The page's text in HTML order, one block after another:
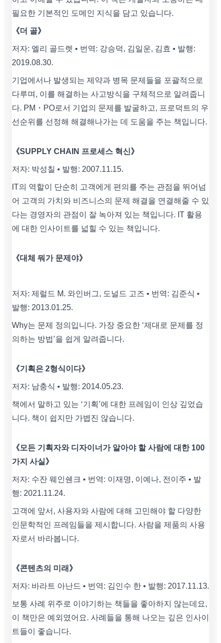
필요한 기본적인 도메인 지식을 담고 있습니다.
《더 골》
저자: 엘리 골드렛 • 번역: 강승덕, 김일운, 김효 • 발행:
2019.08.30.
기업에서나 발생되는 제약과 병목 문제들을 포괄적으로
다루며, 이를 해결하는 사고방식을 구체적으로 알려줍니
다. PM・PO로서 기업의 문제를 발굴하고, 프로덕트의 우
선순위를 선정해 해결해나가는 데 도움을 주는 책입니다.
《SUPPLY CHAIN 프로세스 혁신》
저자: 박성칠 • 발행: 2007.11.15.
IT의 역할이 단순히 고객에게 편의를 주는 관점을 뛰어넘
어 고객의 가치와 비즈니스의 문제 해결을 연결해줄 수 있
다는 경영자의 관점이 잘 녹아져 있는 책입니다. IT 활용
에 대한 인사이트를 넓힐 수 있는 책입니다.
《대체 뭐가 문제야》
저자: 제럴드 M. 와인버그, 도널드 고즈 • 번역: 김준식 •
발행: 2013.01.25.
Why는 문제 정의입니다. 가장 중요한 ‘제대로 문제를 정
의하는 방법’을 쉽게 알려줍니다.
《기획은 2형식이다》
저자: 남충식 • 발행: 2014.05.23.
책에서 말하고 있는 ‘기획’에 대한 프레임이 인상 깊었습
니다. 책이 쉽지만 가볍진 않습니다.
《모든 기획자와 디자이너가 알아야 할 사람에 대한 100
가지 사실》
저자: 수잔 웨인쉔크 • 번역: 이재명, 이예나, 전이주 • 발
행: 2021.11.24.
고객에 앞서, 사용자와 사람에 대해 고민해야 할 다양한
인문학적인 프레임들을 제시합니다. 사람을 제품의 사용
자로서 바라봅니다.
《콘텐츠의 미래》
저자: 바라트 아난드 • 번역: 김인수 한 • 발행: 2017.11.13.
보통 사례 위주로 이야기하는 책들을 좋아하지 않는데요,
이 책만은 예외였어요. 사례들을 통해 나오는 깊은 인사이
트들이 좋습니다.